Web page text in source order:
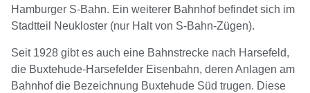
Hamburger S-Bahn. Ein weiterer Bahnhof befindet sich im
Stadtteil Neukloster (nur Halt von S-Bahn-Zügen).
Seit 1928 gibt es auch eine Bahnstrecke nach Harsefeld,
die Buxtehude-Harsefelder Eisenbahn, deren Anlagen am
Bahnhof die Bezeichnung Buxtehude Süd trugen. Diese